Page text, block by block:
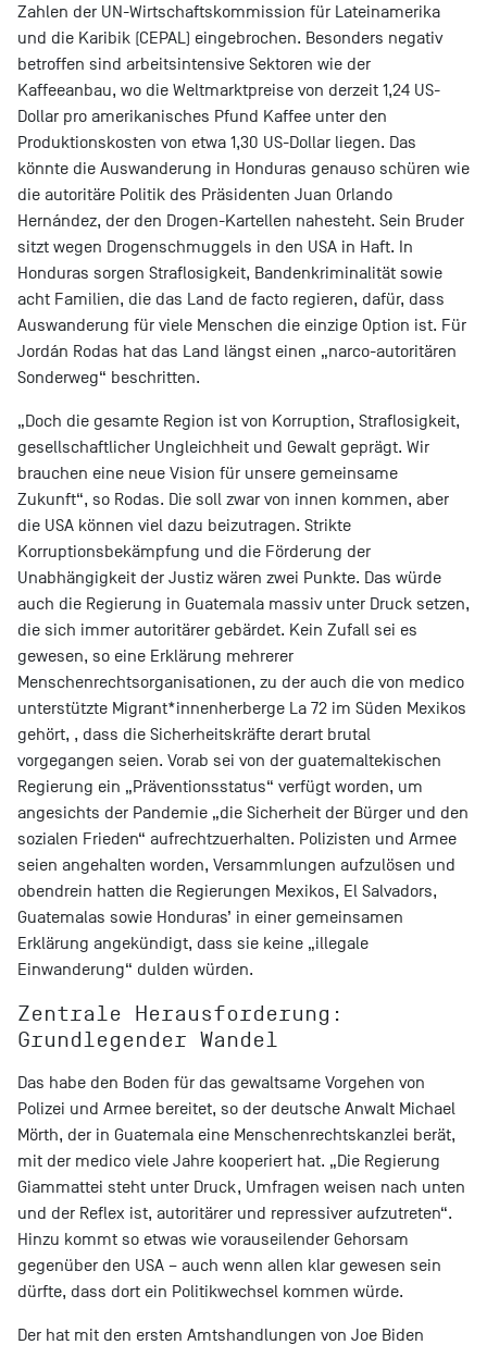
Zahlen der UN-Wirtschaftskommission für Lateinamerika
und die Karibik (CEPAL) eingebrochen. Besonders negativ
betroffen sind arbeitsintensive Sektoren wie der
Kaffeeanbau, wo die Weltmarktpreise von derzeit 1,24 US-
Dollar pro amerikanisches Pfund Kaffee unter den
Produktionskosten von etwa 1,30 US-Dollar liegen. Das
könnte die Auswanderung in Honduras genauso schüren wie
die autoritäre Politik des Präsidenten Juan Orlando
Hernández, der den Drogen-Kartellen nahesteht. Sein Bruder
sitzt wegen Drogenschmuggels in den USA in Haft. In
Honduras sorgen Straflosigkeit, Bandenkriminalität sowie
acht Familien, die das Land de facto regieren, dafür, dass
Auswanderung für viele Menschen die einzige Option ist. Für
Jordán Rodas hat das Land längst einen „narco-autoritären
Sonderweg“ beschritten.
„Doch die gesamte Region ist von Korruption, Straflosigkeit,
gesellschaftlicher Ungleichheit und Gewalt geprägt. Wir
brauchen eine neue Vision für unsere gemeinsame
Zukunft“, so Rodas. Die soll zwar von innen kommen, aber
die USA können viel dazu beizutragen. Strikte
Korruptionsbekämpfung und die Förderung der
Unabhängigkeit der Justiz wären zwei Punkte. Das würde
auch die Regierung in Guatemala massiv unter Druck setzen,
die sich immer autoritärer gebärdet. Kein Zufall sei es
gewesen, so eine Erklärung mehrerer
Menschenrechtsorganisationen, zu der auch die von medico
unterstützte Migrant*innenherberge La 72 im Süden Mexikos
gehört, , dass die Sicherheitskräfte derart brutal
vorgegangen seien. Vorab sei von der guatemaltekischen
Regierung ein „Präventionsstatus“ verfügt worden, um
angesichts der Pandemie „die Sicherheit der Bürger und den
sozialen Frieden“ aufrechtzuerhalten. Polizisten und Armee
seien angehalten worden, Versammlungen aufzulösen und
obendrein hatten die Regierungen Mexikos, El Salvadors,
Guatemalas sowie Honduras’ in einer gemeinsamen
Erklärung angekündigt, dass sie keine „illegale
Einwanderung“ dulden würden.
Zentrale Herausforderung:
Grundlegender Wandel
Das habe den Boden für das gewaltsame Vorgehen von
Polizei und Armee bereitet, so der deutsche Anwalt Michael
Mörth, der in Guatemala eine Menschenrechtskanzlei berät,
mit der medico viele Jahre kooperiert hat. „Die Regierung
Giammattei steht unter Druck, Umfragen weisen nach unten
und der Reflex ist, autoritärer und repressiver aufzutreten“.
Hinzu kommt so etwas wie vorauseilender Gehorsam
gegenüber den USA – auch wenn allen klar gewesen sein
dürfte, dass dort ein Politikwechsel kommen würde.
Der hat mit den ersten Amtshandlungen von Joe Biden